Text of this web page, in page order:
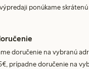
ponúkame
doručenie na vybranú
prípadne doručenie na